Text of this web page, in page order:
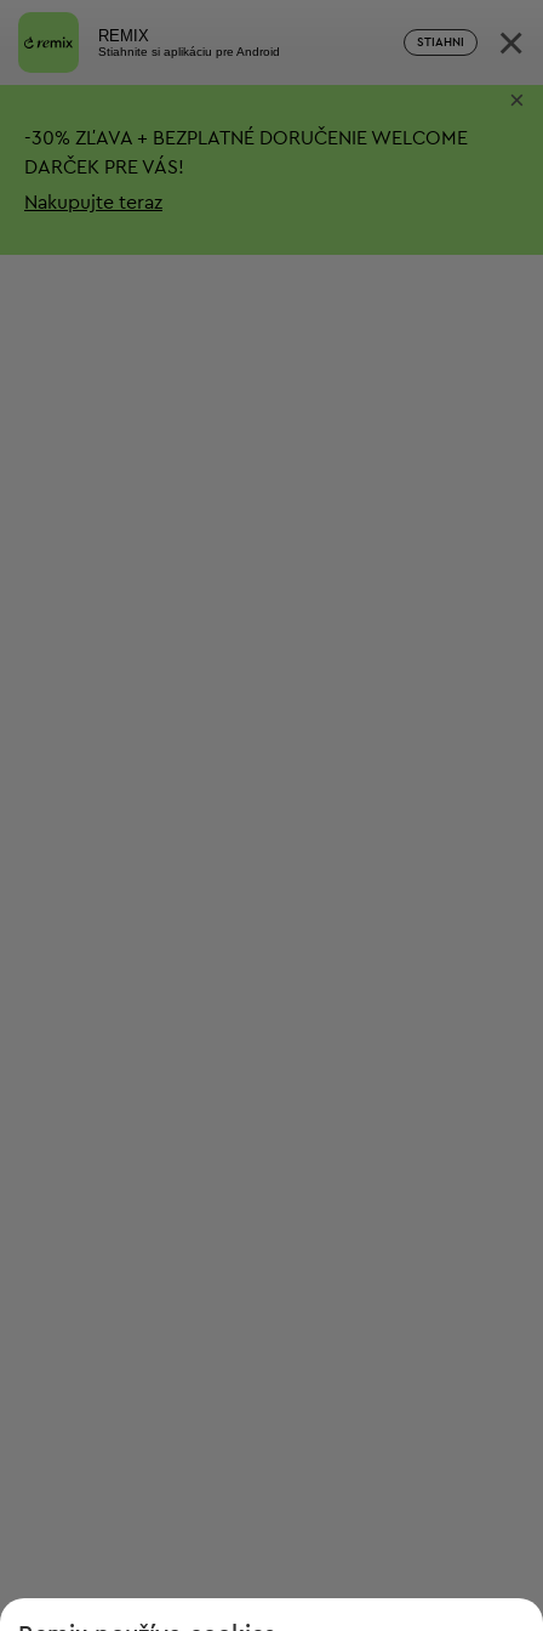
REMIX
Stiahnite si aplikáciu pre Android
STIAHNI ×
-30% ZĽAVA + BEZPLATNÉ DORUČENIE WELCOME
DARČEK PRE VÁS!
Nakupujte teraz
×